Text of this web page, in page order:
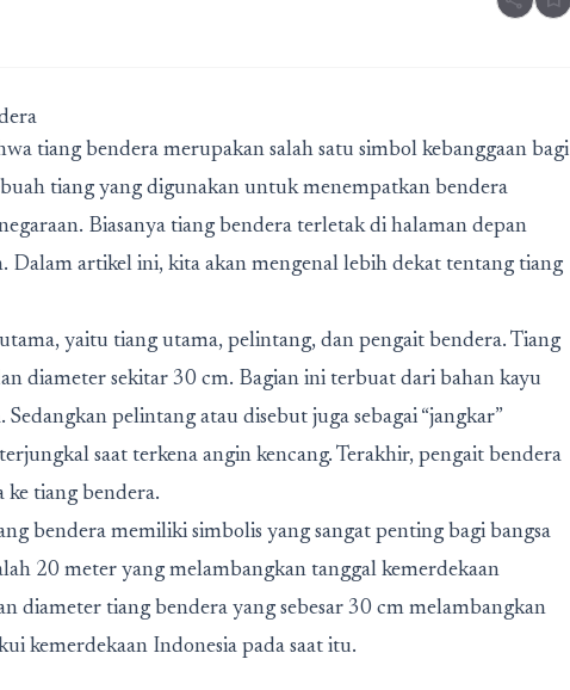
tiang bendera merupakan salah satu simbol kebanggaan bagi
tiang yang digunakan untuk menempatkan bendera
Biasanya tiang bendera terletak di halaman depan
Dalam artikel ini, kita akan mengenal lebih dekat tentang tiang
yaitu tiang utama, pelintang, dan pengait bendera. Tiang
diameter sekitar 30 cm. Bagian ini terbuat dari bahan kayu
pelintang atau disebut juga sebagai “jangkar”
saat terkena angin kencang. Terakhir, pengait bendera
tiang bendera.
bendera memiliki simbolis yang sangat penting bagi bangsa
20 meter yang melambangkan tanggal kemerdekaan
diameter tiang bendera yang sebesar 30 cm melambangkan
kemerdekaan Indonesia pada saat itu.